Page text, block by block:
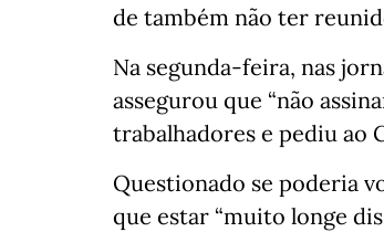
de também não ter
Na segunda-feira, nas
assegurou que “não
trabalhadores e pediu ao
Questionado se poderia
que estar “muito longe